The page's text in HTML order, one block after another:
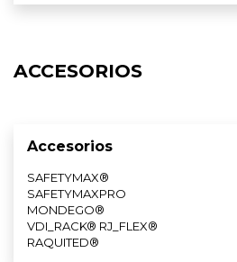
ACCESORIOS
Accesorios
SAFETYMAX®
SAFETYMAXPRO
MONDEGO®
VDI_RACK® RJ_FLEX®
RAQUITED®